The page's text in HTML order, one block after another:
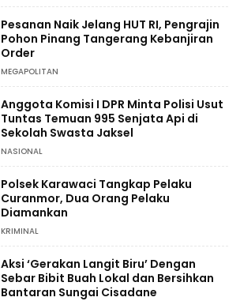
Pesanan Naik Jelang HUT RI, Pengrajin
Pohon Pinang Tangerang Kebanjiran
Order
MEGAPOLITAN
Anggota Komisi I DPR Minta Polisi Usut
Tuntas Temuan 995 Senjata Api di
Sekolah Swasta Jaksel
NASIONAL
Polsek Karawaci Tangkap Pelaku
Curanmor, Dua Orang Pelaku
Diamankan
KRIMINAL
Aksi ‘Gerakan Langit Biru’ Dengan
Sebar Bibit Buah Lokal dan Bersihkan
Bantaran Sungai Cisadane